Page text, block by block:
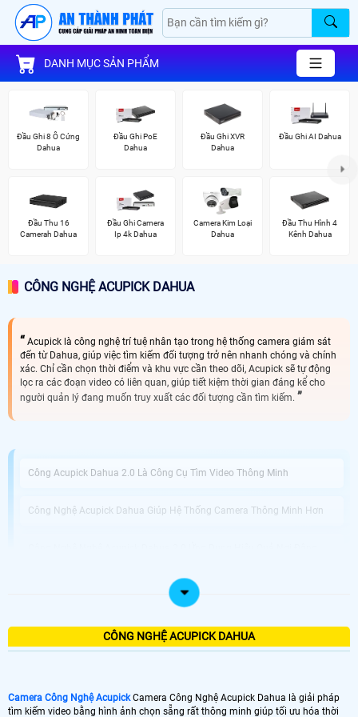
DANH MỤC SẢN PHẨM
Đầu Ghi 8 Ổ Cứng
Dahua
Đầu Ghi PoE
Dahua
Đầu Ghi XVR
Dahua
Đầu Ghi AI Dahua
Đầu Thu 16
Camerah Dahua
Đầu Ghi Camera
Ip 4k Dahua
Camera Kim Loại
Dahua
Đầu Thu Hình 4
Kênh Dahua
CÔNG NGHỆ ACUPICK DAHUA
Acupick là công nghệ trí tuệ nhân tạo trong hệ thống camera giám sát
đến từ Dahua, giúp việc tìm kiếm đối tượng trở nên nhanh chóng và chính
xác. Chỉ cần chọn thời điểm và khu vực cần theo dõi, Acupick sẽ tự động
lọc ra các đoạn video có liên quan, giúp tiết kiệm thời gian đáng kể cho
người quản lý đang muốn truy xuất các đối tượng cần tìm kiếm.
Công Acupick Dahua 2.0 Là Công Cụ Tìm Video Thông Minh
Công Nghệ Acupick Dahua Giúp Hệ Thống Camera Thông Minh Hơn
Công ty camera An Thành Phát Uy Tín Dịch Vụ Tốt
Camera Công Nghệ Acupick Dahua là một giải pháp hiệu quả để giúp bạn xác
Dahua cho phép bạn dễ dàng theo dõi và ghi nhận hành vi của những đối
tượng cần quan sát mà không cần phải dành nhiều thời gian và công sức.
CÔNG NGHỆ ACUPICK DAHUA
Camera Công Nghệ AcupickCamera Công Nghệ Acupick Dahua là giải pháp
tìm kiếm video bằng hình ảnh chọn sẵng rất thông minh giúp tối ưu hóa thời